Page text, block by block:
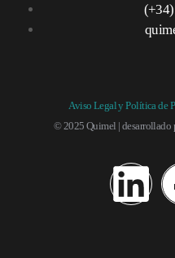
Aviso Legal y Política de
© 2025 Quimel | desarrollado